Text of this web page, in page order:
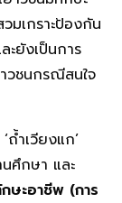
มเกราะป้องกัน
ะยังเป็นการ
วชนกรณีสนใจ
ถ้ำเวียงแก’
ศึกษา และ
ษะอาชีพ (การ